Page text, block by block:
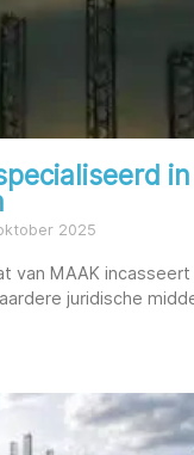
in
2025
van MAAK
juridische